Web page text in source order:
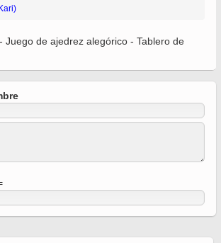
Juego de ajedrez alegórico - Tablero de